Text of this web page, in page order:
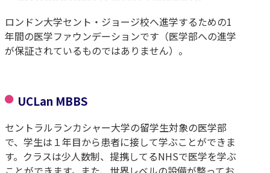
ロンドン大学セント・ジョージ校へ進学するための1
年間の医学ファウンデーションです（医学部への進学
が保証されているものではありません）。
UCLan MBBS
セントラルランカシャー大学の留学生対象の医学部
で、学生は１年目から患者に接して学ぶことができま
す。クラスは少人数制、提携してるNHSで医学を学ぶ